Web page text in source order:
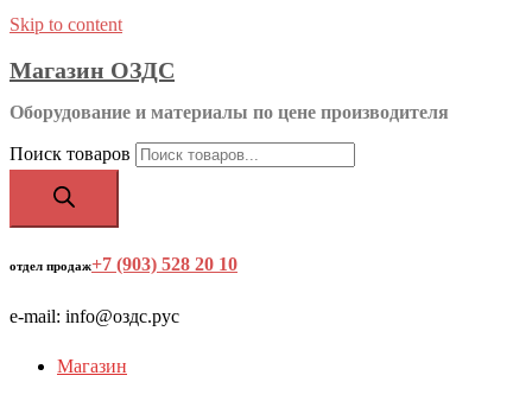
Skip to content
Магазин ОЗДС
Оборудование и материалы по цене производителя
Поиск товаров
отдел продаж+7 (903) 528 20 10
e-mail: info@оздс.рус
Магазин